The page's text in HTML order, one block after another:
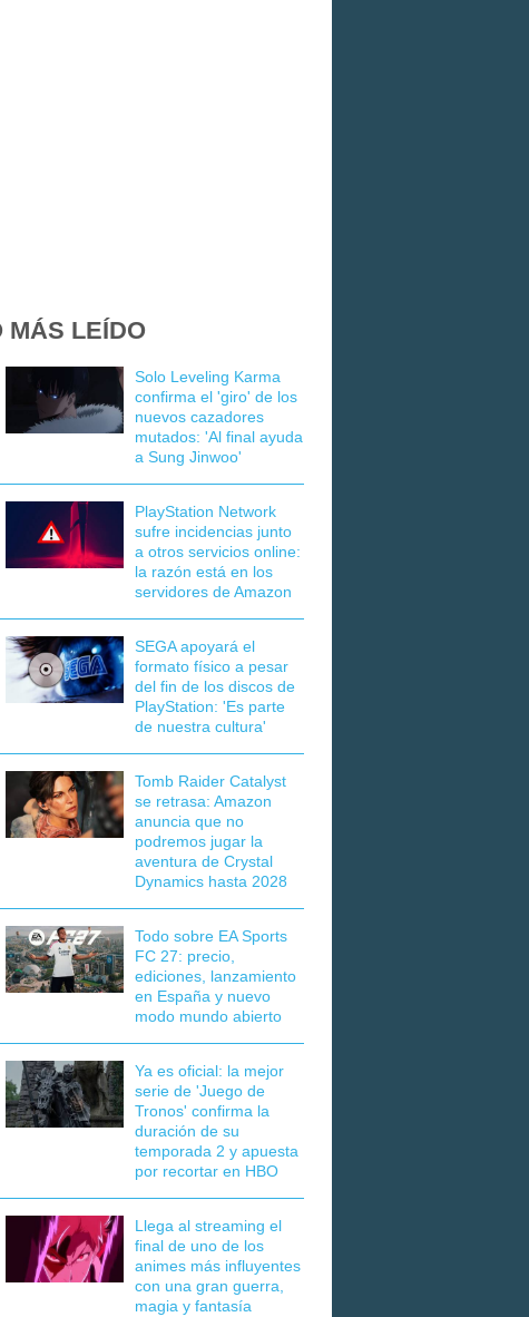
MÁS LEÍDO
Solo Leveling Karma
confirma el 'giro' de los
nuevos cazadores
mutados: 'Al final ayuda
a Sung Jinwoo'
PlayStation Network
sufre incidencias junto
a otros servicios online:
la razón está en los
servidores de Amazon
SEGA apoyará el
formato físico a pesar
del fin de los discos de
PlayStation: 'Es parte
de nuestra cultura'
Tomb Raider Catalyst
se retrasa: Amazon
anuncia que no
podremos jugar la
aventura de Crystal
Dynamics hasta 2028
Todo sobre EA Sports
FC 27: precio,
ediciones, lanzamiento
en España y nuevo
modo mundo abierto
Ya es oficial: la mejor
serie de 'Juego de
Tronos' confirma la
duración de su
temporada 2 y apuesta
por recortar en HBO
Llega al streaming el
final de uno de los
animes más influyentes
con una gran guerra,
magia y fantasía